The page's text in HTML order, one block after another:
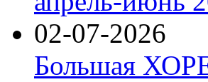
02-07-2026
Большая